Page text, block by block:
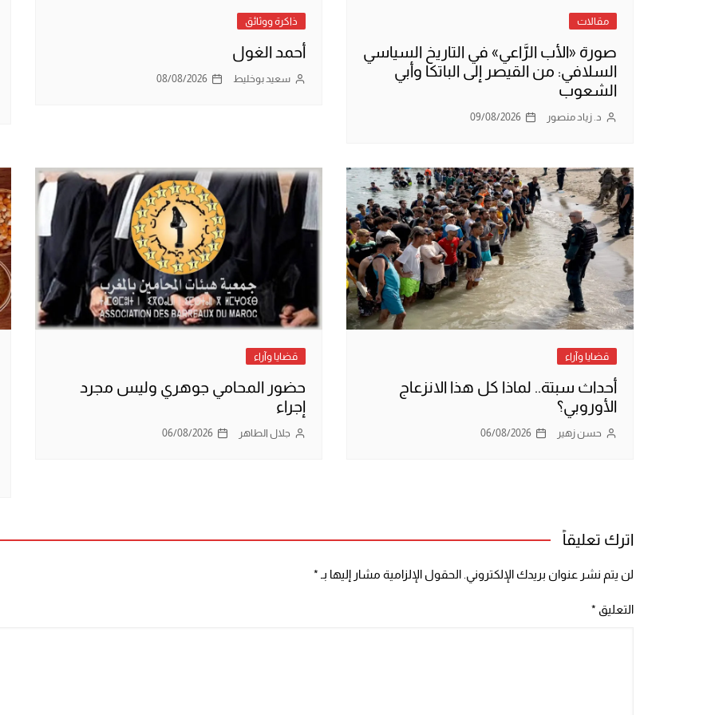
مقالات
صورة «الأب الرَّاعي» في التاريخ السياسي
السلافي: من القيصر إلى الباتكا وأبي
الشعوب
د. زياد منصور 09/08/2026
ذاكرة ووثائق
أحمد الغول
سعيد بوخليط 08/08/2026
قضايا وآراء
أحداث سبتة.. لماذا كل هذا الانزعاج
الأوروبي؟
حسن زهير 06/08/2026
قضايا وآراء
حضور المحامي جوهري وليس مجرد
إجراء
جلال الطاهر 06/08/2026
اترك تعليقاً
لن يتم نشر عنوان بريدك الإلكتروني. الحقول الإلزامية مشار إليها بـ *
التعليق *